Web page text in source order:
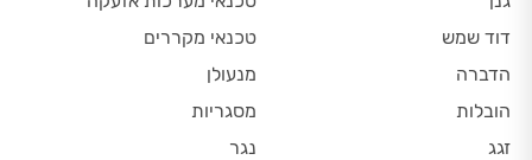
דוד שמש
הדברה
הובלות
זגג
טכנאי מקררים
מנעולן
מסגריות
נגר